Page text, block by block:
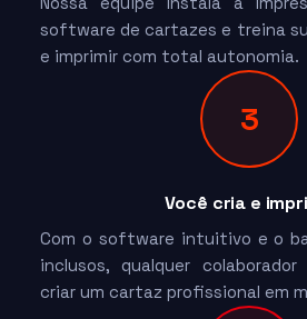
software de cartazes e treina
e imprimir com total autonomia.
3
Você cria e
Com o software intuitivo e o
inclusos, qualquer
criar um cartaz profissional em